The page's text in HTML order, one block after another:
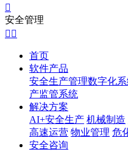

安全管理
 
首页
软件产品
安全生产管理数字化
产监管系统
解决方案
AI+安全生产 机械制造
高速运营 物业管理 危
安全咨询